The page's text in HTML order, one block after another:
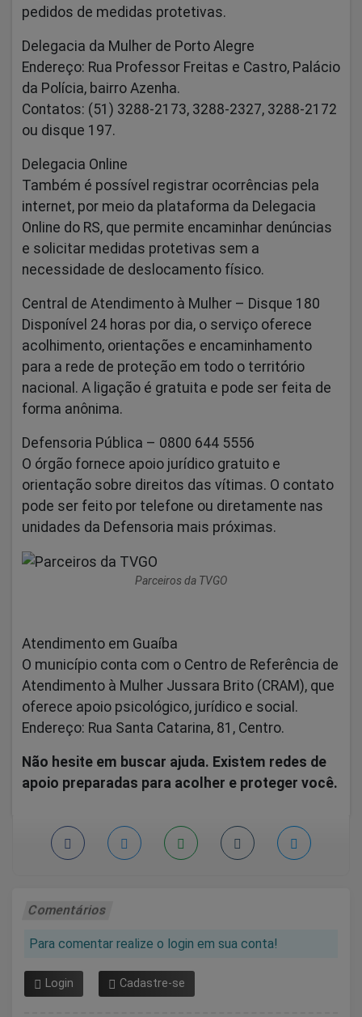
pedidos de medidas protetivas.
Delegacia da Mulher de Porto Alegre
Endereço: Rua Professor Freitas e Castro, Palácio
da Polícia, bairro Azenha.
Contatos: (51) 3288-2173, 3288-2327, 3288-2172
ou disque 197.
Delegacia Online
Também é possível registrar ocorrências pela
internet, por meio da plataforma da Delegacia
Online do RS, que permite encaminhar denúncias
e solicitar medidas protetivas sem a
necessidade de deslocamento físico.
Central de Atendimento à Mulher – Disque 180
Disponível 24 horas por dia, o serviço oferece
acolhimento, orientações e encaminhamento
para a rede de proteção em todo o território
nacional. A ligação é gratuita e pode ser feita de
forma anônima.
Defensoria Pública – 0800 644 5556
O órgão fornece apoio jurídico gratuito e
orientação sobre direitos das vítimas. O contato
pode ser feito por telefone ou diretamente nas
unidades da Defensoria mais próximas.
Parceiros da TVGO
Atendimento em Guaíba
O município conta com o Centro de Referência de
Atendimento à Mulher Jussara Brito (CRAM), que
oferece apoio psicológico, jurídico e social.
Endereço: Rua Santa Catarina, 81, Centro.
Não hesite em buscar ajuda. Existem redes de
apoio preparadas para acolher e proteger você.
Comentários
Para comentar realize o login em sua conta!
Login Cadastre-se